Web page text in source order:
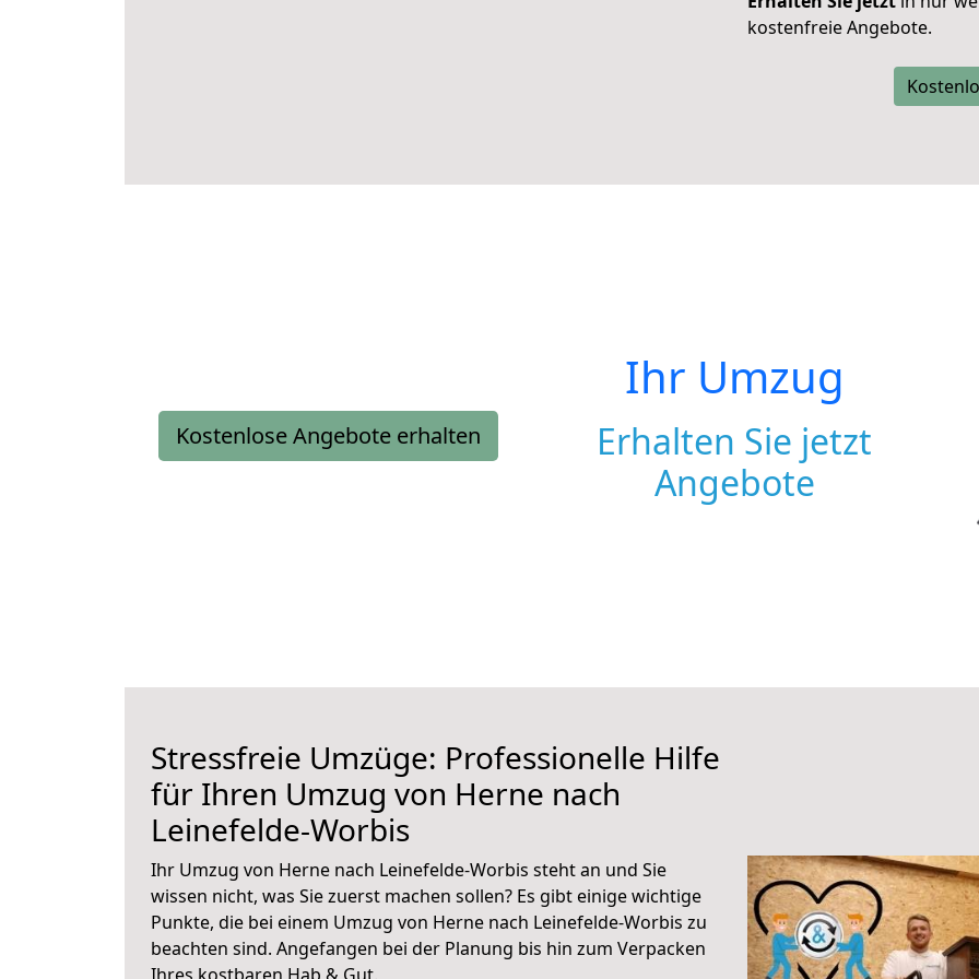
kostenfreie Angebote.
Kostenlose Angebote erhalten
Ihr Umzug
Erhalten Sie jetzt
Angebote
Stressfreie Umzüge: Professionelle Hilfe
für Ihren Umzug von Herne nach
Leinefelde-Worbis
Ihr Umzug von Herne nach Leinefelde-Worbis steht an und Sie
wissen nicht, was Sie zuerst machen sollen? Es gibt einige wichtige
Punkte, die bei einem Umzug von Herne nach Leinefelde-Worbis zu
beachten sind. Angefangen bei der Planung bis hin zum Verpacken